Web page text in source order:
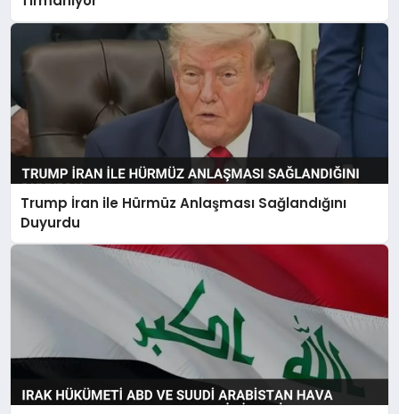
Trump İran ile Hürmüz Anlaşması Sağlandığını
Duyurdu